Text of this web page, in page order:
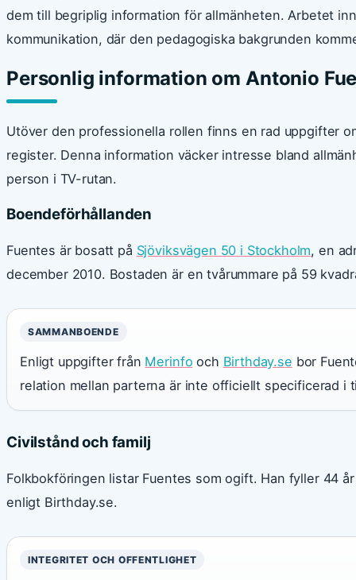
dem till begriplig information för allmänheten. Arbetet
kommunikation, där den pedagogiska bakgrunden
Personlig information om Antonio
Utöver den professionella rollen finns en rad uppgifter
register. Denna information väcker intresse bland
person i TV-rutan.
Boendeförhållanden
Fuentes är bosatt på Sjöviksvägen 50 i Stockholm, en
december 2010. Bostaden är en tvårummare på 59
SAMMANBOENDE
Enligt uppgifter från Merinfo och Birthday.se bor
relation mellan parterna är inte officiellt specificerad i
Civilstånd och familj
Folkbokföringen listar Fuentes som ogift. Han fyller 44
enligt Birthday.se.
INTEGRITET OCH OFFENTLIGHET